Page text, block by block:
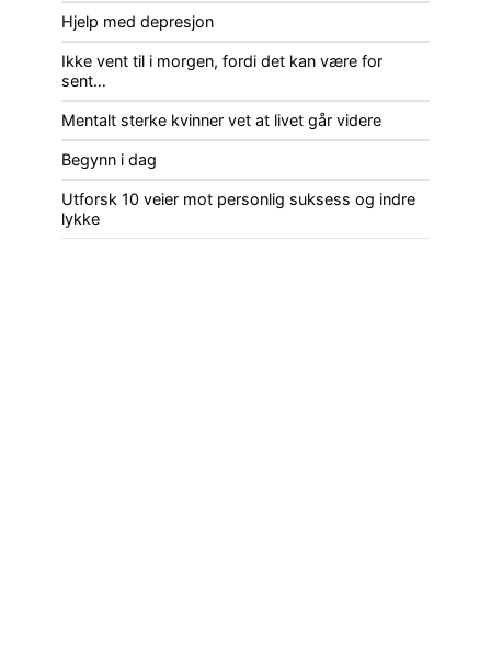
Hjelp med depresjon
Ikke vent til i morgen, fordi det kan være for
sent…
Mentalt sterke kvinner vet at livet går videre
Begynn i dag
Utforsk 10 veier mot personlig suksess og indre
lykke